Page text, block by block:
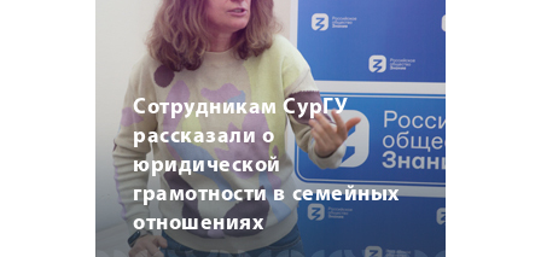
Сотрудникам СурГУ
рассказали о
юридической
грамотности в семейных
отношениях